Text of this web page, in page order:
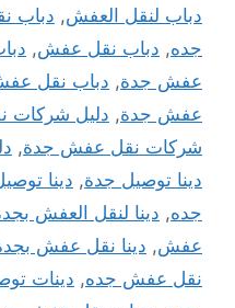
دباب لنقل العفش, دباب
جده, دباب نقل عفش,
عفش جدة, دباب نقل
عفش جدة, دليل شركات
شركات نقل عفش جدة,
دينا توصيل جدة, دينا
جده, دينا لنقل العفش
عفش, دينا نقل عفش
نقل عفش جده, دينات